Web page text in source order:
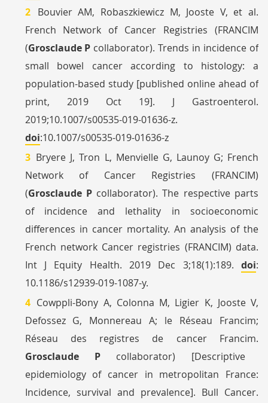
Bouvier AM, Robaszkiewicz M, Jooste V, et al.
French Network of Cancer Registries (FRANCIM
(Grosclaude P collaborator). Trends in incidence of
small bowel cancer according to histology: a
population-based study [published online ahead of
print, 2019 Oct 19]. J Gastroenterol.
2019;10.1007/s00535-019-01636-z.
doi:10.1007/s00535-019-01636-z
Bryere J, Tron L, Menvielle G, Launoy G; French
Network of Cancer Registries (FRANCIM)
(Grosclaude P collaborator). The respective parts
of incidence and lethality in socioeconomic
differences in cancer mortality. An analysis of the
French network Cancer registries (FRANCIM) data.
Int J Equity Health. 2019 Dec 3;18(1):189. doi:
10.1186/s12939-019-1087-y.
Cowppli-Bony A, Colonna M, Ligier K, Jooste V,
Defossez G, Monnereau A; le Réseau Francim;
Réseau des registres de cancer Francim.
Grosclaude P collaborator) [Descriptive
epidemiology of cancer in metropolitan France:
Incidence, survival and prevalence]. Bull Cancer.